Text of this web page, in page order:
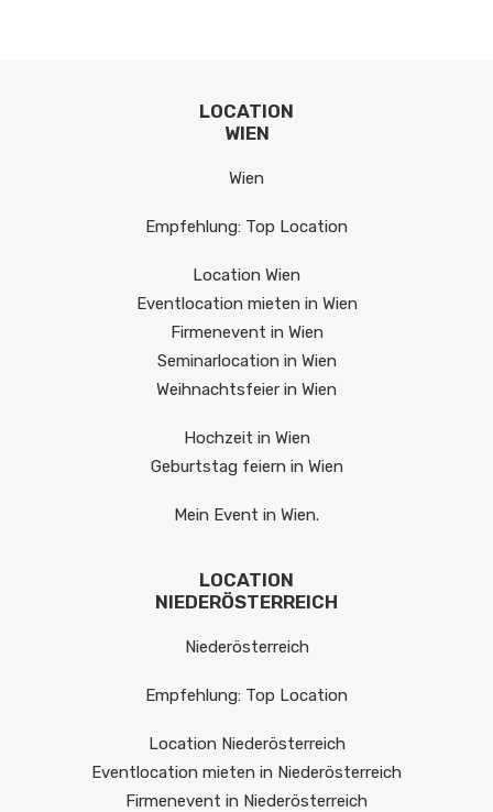
LOCATION
WIEN
Wien
Empfehlung: Top Location
Location Wien
Eventlocation mieten in Wien
Firmenevent in Wien
Seminarlocation in Wien
Weihnachtsfeier in Wien
Hochzeit in Wien
Geburtstag feiern in Wien
Mein Event in Wien.
LOCATION
NIEDERÖSTERREICH
Niederösterreich
Empfehlung: Top Location
Location Niederösterreich
Eventlocation mieten in Niederösterreich
Firmenevent in Niederösterreich